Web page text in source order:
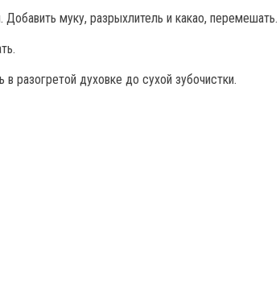
муку, разрыхлитель и какао, перемешать.
разогретой духовке до сухой зубочистки.